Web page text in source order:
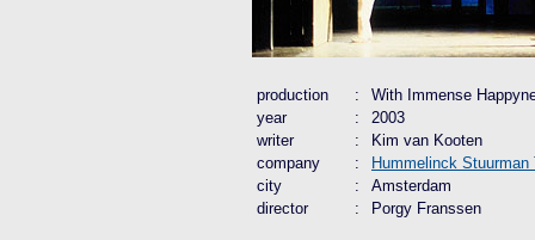
production :
With Immense
year
:
2003
writer
:
Kim van Kooten
company
:
Hummelinck
city
:
Amsterdam
director
: Porgy Franssen